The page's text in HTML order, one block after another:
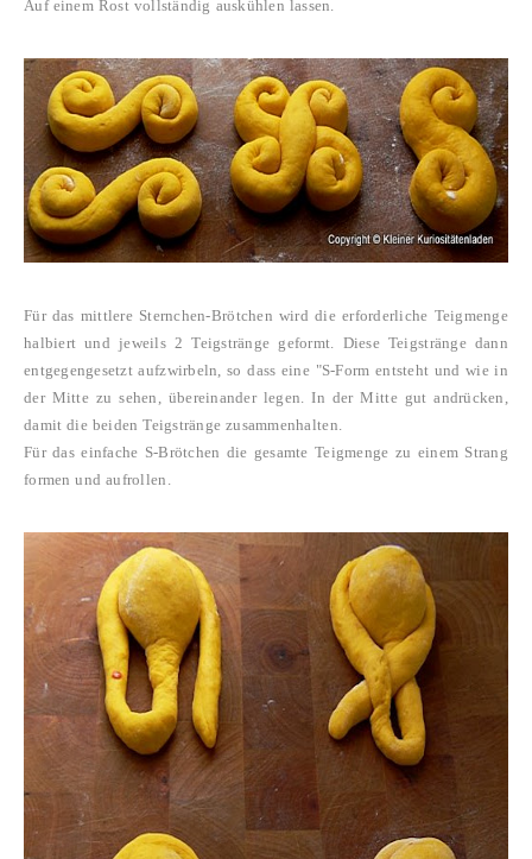
Auf einem Rost vollständig auskühlen lassen.
Für das mittlere Sternchen-Brötchen wird die erforderliche Teigmenge
halbiert und jeweils 2 Teigstränge geformt. Diese Teigstränge dann
entgegengesetzt aufzwirbeln, so dass eine "S-Form entsteht und wie in
der Mitte zu sehen, übereinander legen. In der Mitte gut andrücken,
damit die beiden Teigstränge zusammenhalten.
Für das einfache S-Brötchen die gesamte Teigmenge zu einem Strang
formen und aufrollen.